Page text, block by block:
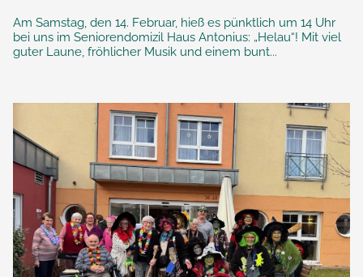
Am Samstag, den 14. Februar, hieß es pünktlich um 14 Uhr
bei uns im Seniorendomizil Haus Antonius: „Helau“! Mit viel
guter Laune, fröhlicher Musik und einem bunt...